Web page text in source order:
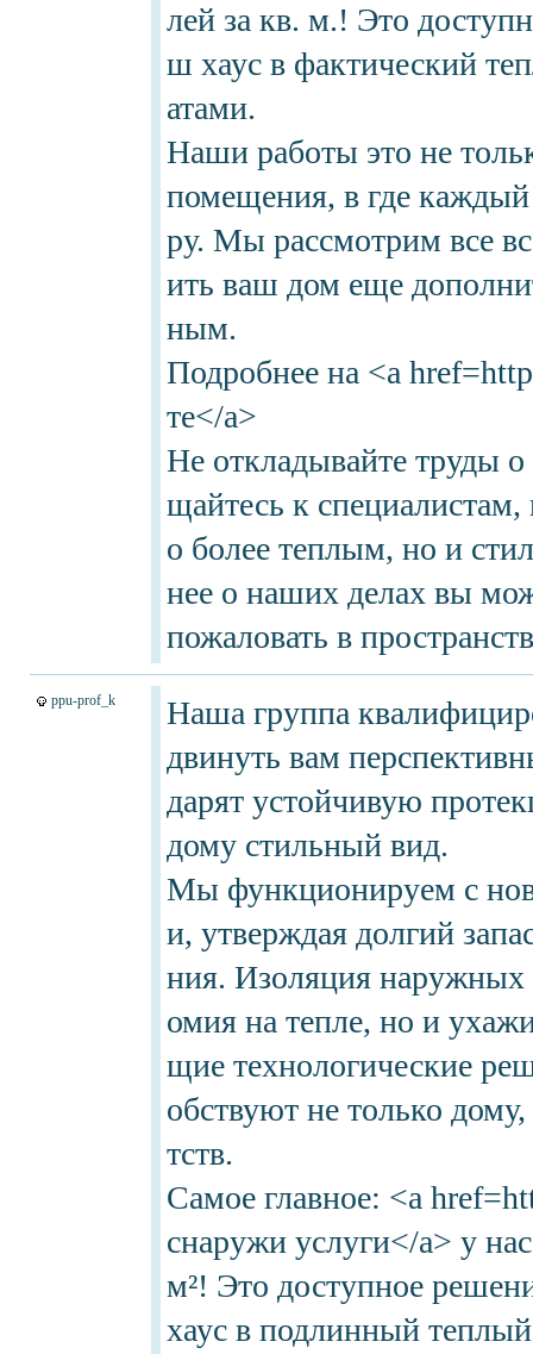
лей за кв. м.! Это
ш хаус в фактический
атами.
Наши работы это не
помещения, в где
ру. Мы рассмотрим все
ить ваш дом еще
ным.
Подробнее на <a
те</a>
Не откладывайте труды
щайтесь к
о более теплым, но и
нее о наших делах вы
пожаловать в
ppu-prof_k
Наша группа
двинуть вам
дарят устойчивую
дому стильный вид.
Мы функционируем с
и, утверждая долгий
ния. Изоляция наружных
омия на тепле, но и
щие технологические
обствуют не только
тств.
Самое главное: <a
снаружи услуги</a> у
м²! Это доступное
хаус в подлинный